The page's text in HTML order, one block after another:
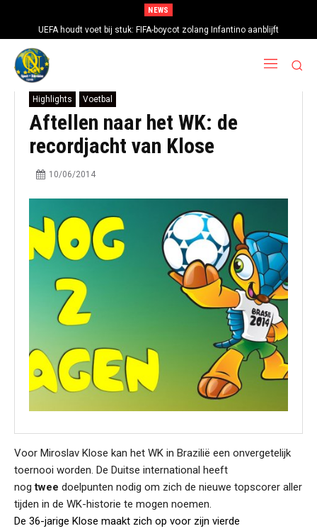
NEWS
UEFA houdt voet bij stuk: FIFA-boycot zolang Infantino aanblijft
Highlights Voetbal
Aftellen naar het WK: de
recordjacht van Klose
10/06/2014
Voor Miroslav Klose kan het WK in Brazilië een onvergetelijk
toernooi worden. De Duitse international heeft
nogtwee doelpunten nodig om zich de nieuwe topscorer aller
tijden in de WK-historie te mogen noemen.
De 36-jarige Klose maakt zich op voor zijn vierde